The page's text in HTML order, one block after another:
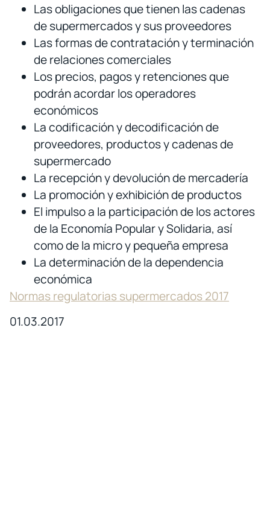
Las obligaciones que tienen las cadenas
de supermercados y sus proveedores
Las formas de contratación y terminación
de relaciones comerciales
Los precios, pagos y retenciones que
podrán acordar los operadores
económicos
La codificación y decodificación de
proveedores, productos y cadenas de
supermercado
La recepción y devolución de mercadería
La promoción y exhibición de productos
El impulso a la participación de los actores
de la Economía Popular y Solidaria, así
como de la micro y pequeña empresa
La determinación de la dependencia
económica
Normas regulatorias supermercados 2017
01.03.2017